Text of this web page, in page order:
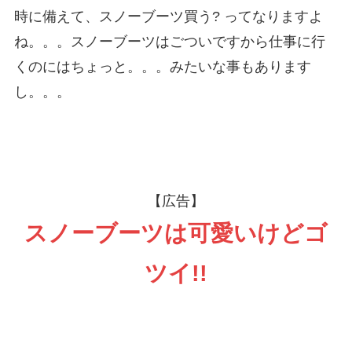
時に備えて、スノーブーツ買う? ってなりますよ
ね。。。スノーブーツはごついですから仕事に行
くのにはちょっと。。。みたいな事もあります
し。。。
【広告】
スノーブーツは可愛いけどゴ
ツイ!!